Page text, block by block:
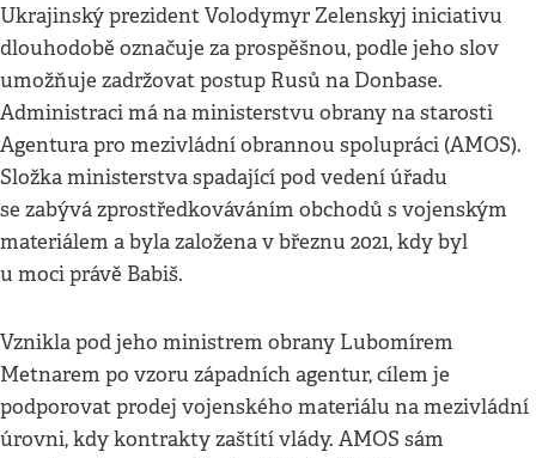
Ukrajinský prezident Volodymyr Zelenskyj iniciativu
dlouhodobě označuje za prospěšnou, podle jeho slov
umožňuje zadržovat postup Rusů na Donbase.
Administraci má na ministerstvu obrany na starosti
Agentura pro mezivládní obrannou spolupráci (AMOS).
Složka ministerstva spadající pod vedení úřadu
se zabývá zprostředkováváním obchodů s vojenským
materiálem a byla založena v březnu 2021, kdy byl
u moci právě Babiš.
Vznikla pod jeho ministrem obrany Lubomírem
Metnarem po vzoru západních agentur, cílem je
podporovat prodej vojenského materiálu na mezivládní
úrovni, kdy kontrakty zaštítí vlády. AMOS sám